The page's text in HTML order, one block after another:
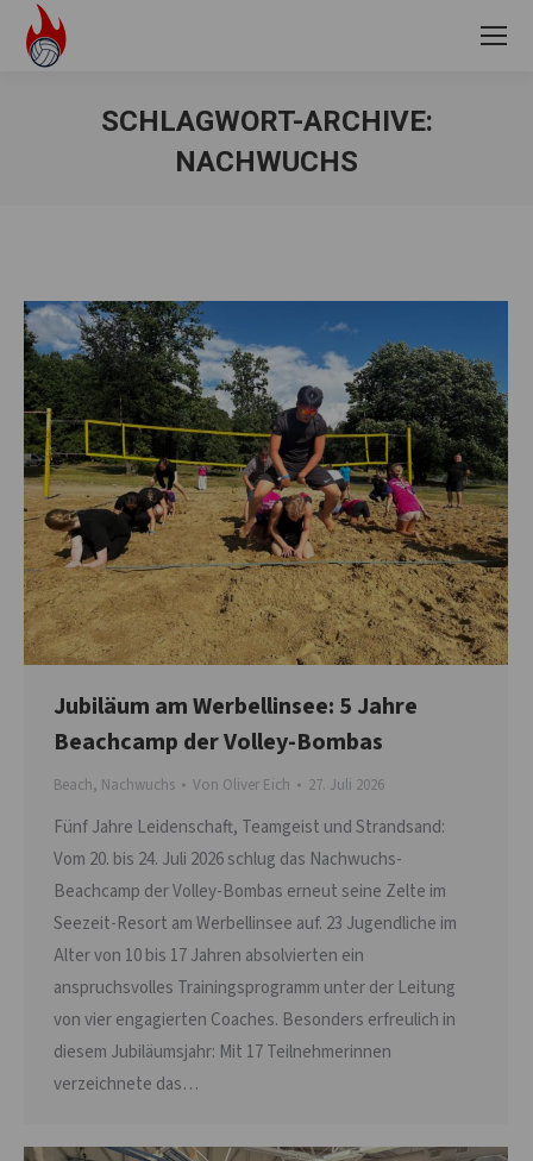
SCHLAGWORT-ARCHIVE:
NACHWUCHS
Jubiläum am Werbellinsee: 5 Jahre
Beachcamp der Volley-Bombas
Beach, Nachwuchs Von Oliver Eich 27. Juli 2026
Fünf Jahre Leidenschaft, Teamgeist und Strandsand:
Vom 20. bis 24. Juli 2026 schlug das Nachwuchs-
Beachcamp der Volley-Bombas erneut seine Zelte im
Seezeit-Resort am Werbellinsee auf. 23 Jugendliche im
Alter von 10 bis 17 Jahren absolvierten ein
anspruchsvolles Trainingsprogramm unter der Leitung
von vier engagierten Coaches. Besonders erfreulich in
diesem Jubiläumsjahr: Mit 17 Teilnehmerinnen
verzeichnete das…